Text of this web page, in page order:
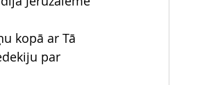
kopā ar Tā
par